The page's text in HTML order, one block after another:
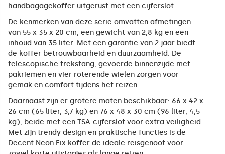
handbagagekoffer uitgerust met een cijferslot.
De kenmerken van deze serie omvatten afmetingen
van 55 x 35 x 20 cm, een gewicht van 2,8 kg en een
inhoud van 35 liter. Met een garantie van 2 jaar biedt
de koffer betrouwbaarheid en duurzaamheid. De
telescopische trekstang, gevoerde binnenzijde met
pakriemen en vier roterende wielen zorgen voor
gemak en comfort tijdens het reizen.
Daarnaast zijn er grotere maten beschikbaar: 66 x 42 x
26 cm (65 liter, 3,7 kg) en 76 x 48 x 30 cm (96 liter, 4,5
kg), beide met een TSA-cijferslot voor extra veiligheid.
Met zijn trendy design en praktische functies is de
Decent Neon Fix koffer de ideale reisgenoot voor